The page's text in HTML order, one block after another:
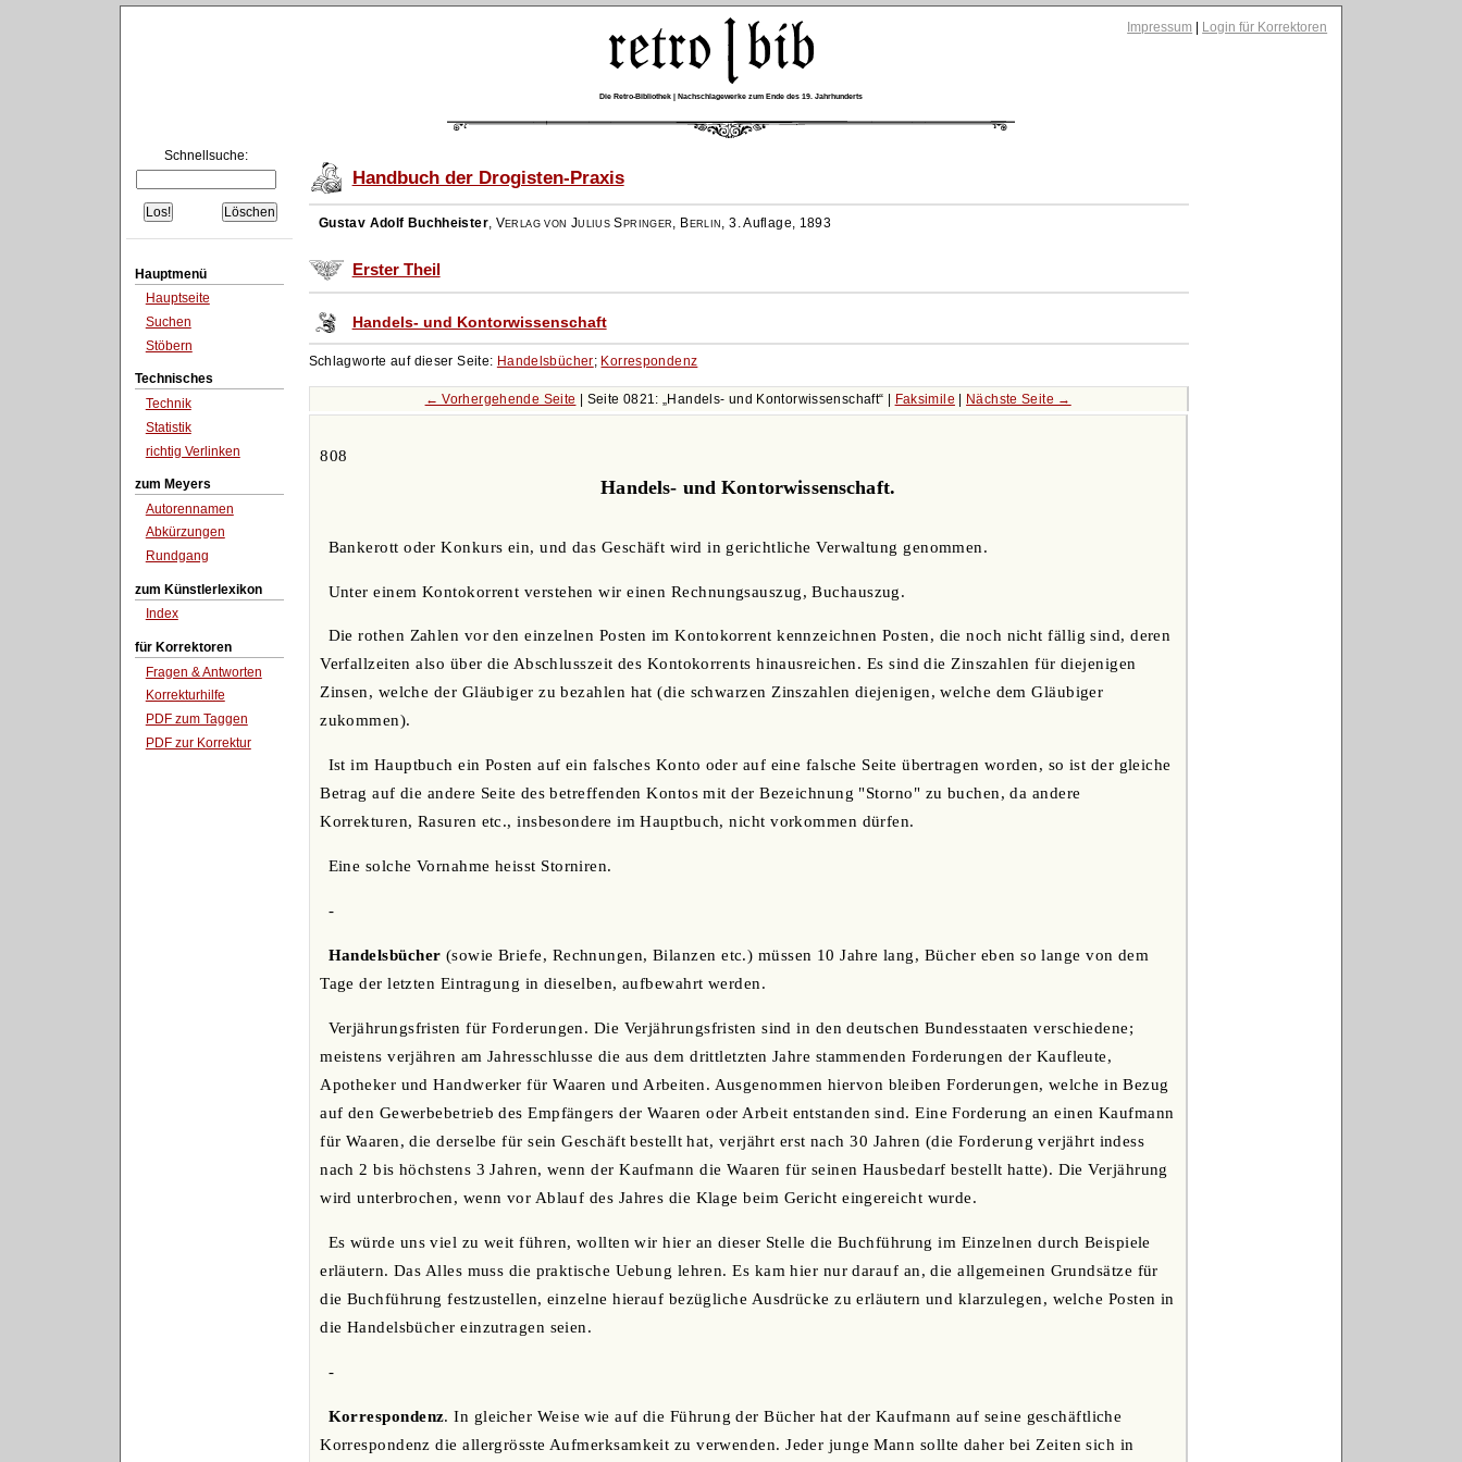
Impressum Login für Korrektoren
Die Retro-Bibliothek | Nachschlagewerke zum Ende des 19. Jahrhunderts
Schnellsuche:
Hauptmenü
Hauptseite
Suchen
Stöbern
Technisches
Technik
Statistik
richtig Verlinken
zum Meyers
Autorennamen
Abkürzungen
Rundgang
zum Künstlerlexikon
Index
für Korrektoren
Fragen & Antworten
Korrekturhilfe
PDF zum Taggen
PDF zur Korrektur
Handbuch der Drogisten-Praxis
Gustav Adolf Buchheister, Verlag von Julius Springer, Berlin,3. Auflage, 1893
Erster Theil
Handels- und Kontorwissenschaft
Schlagworte auf dieser Seite: Handelsbücher; Korrespondenz
← Vorhergehende Seite | Seite 0821: Handels- und Kontorwissenschaft Faksimile Nächste Seite →
808
Handels- und Kontorwissenschaft.
Bankerott oder Konkurs ein, und das Geschäft wird in gerichtliche Verwaltung genommen.
Unter einem Kontokorrent verstehen wir einen Rechnungsauszug, Buchauszug.
Die rothen Zahlen vor den einzelnen Posten im Kontokorrent kennzeichnen Posten, die noch nicht fällig sind, deren
Verfallzeiten also über die Abschlusszeit des Kontokorrents hinausreichen. Es sind die Zinszahlen für diejenigen
Zinsen, welche der Gläubiger zu bezahlen hat (die schwarzen Zinszahlen diejenigen, welche dem Gläubiger
zukommen).
Ist im Hauptbuch ein Posten auf ein falsches Konto oder auf eine falsche Seite übertragen worden, so ist der gleiche
Betrag auf die andere Seite des betreffenden Kontos mit der Bezeichnung "Storno" zu buchen, da andere
Korrekturen, Rasuren etc., insbesondere im Hauptbuch, nicht vorkommen dürfen.
Eine solche Vornahme heisst Storniren.
-
Handelsbücher (sowie Briefe, Rechnungen, Bilanzen etc.) müssen 10 Jahre lang, Bücher eben so lange von dem
Tage der letzten Eintragung in dieselben, aufbewahrt werden.
Verjährungsfristen für Forderungen. Die Verjährungsfristen sind in den deutschen Bundesstaaten verschiedene;
meistens verjähren am Jahresschlusse die aus dem drittletzten Jahre stammenden Forderungen der Kaufleute,
Apotheker und Handwerker für Waaren und Arbeiten. Ausgenommen hiervon bleiben Forderungen, welche in Bezug
auf den Gewerbebetrieb des Empfängers der Waaren oder Arbeit entstanden sind. Eine Forderung an einen Kaufmann
für Waaren, die derselbe für sein Geschäft bestellt hat, verjährt erst nach 30 Jahren (die Forderung verjährt indess
nach 2 bis höchstens 3 Jahren, wenn der Kaufmann die Waaren für seinen Hausbedarf bestellt hatte). Die Verjährung
wird unterbrochen, wenn vor Ablauf des Jahres die Klage beim Gericht eingereicht wurde.
Es würde uns viel zu weit führen, wollten wir hier an dieser Stelle die Buchführung im Einzelnen durch Beispiele
erläutern. Das Alles muss die praktische Uebung lehren. Es kam hier nur darauf an, die allgemeinen Grundsätze für
die Buchführung festzustellen, einzelne hierauf bezügliche Ausdrücke zu erläutern und klarzulegen, welche Posten in
die Handelsbücher einzutragen seien.
-
Korrespondenz. In gleicher Weise wie auf die Führung der Bücher hat der Kaufmann auf seine geschäftliche
Korrespondenz die allergrösste Aufmerksamkeit zu verwenden. Jeder junge Mann sollte daher bei Zeiten sich in